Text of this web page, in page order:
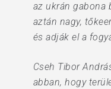
az ukrán gabona
aztán nagy,
és adják el a
Cseh Tibor
abban, hogy